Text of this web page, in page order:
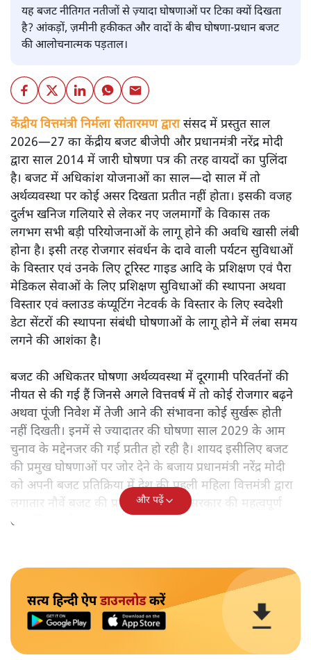
यह बजट नीतिगत नतीजों से ज़्यादा घोषणाओं पर टिका क्यों दिखता
है? आंकड़ों, ज़मीनी हकीकत और वादों के बीच घोषणा-प्रधान बजट
की आलोचनात्मक पड़ताल।
केंद्रीय वित्तमंत्री निर्मला सीतारमण द्वारासंसद में प्रस्तुत साल
2026—27 का केंद्रीय बजट बीजेपी और प्रधानमंत्री नरेंद्र मोदी
द्वारा साल 2014 में जारी घोषणा पत्र की तरह वायदों का पुलिंदा
है। बजट में अधिकांश योजनाओं का साल—दो साल में तो
अर्थव्यवस्था पर कोई असर दिखता प्रतीत नहीं होता। इसकी वजह
दुर्लभ खनिज गलियारे से लेकर नए जलमार्गों के विकास तक
लगभग सभी बड़ी परियोजनाओं के लागू होने की अवधि खासी लंबी
होना है। इसी तरह रोजगार संवर्धन के दावे वाली पर्यटन सुविधाओं
के विस्तार एवं उनके लिए टूरिस्ट गाइड आदि के प्रशिक्षण एवं पैरा
मेडिकल सेवाओं के लिए प्रशिक्षण सुविधाओं की स्थापना अथवा
विस्तार एवं क्लाउड कंप्यूटिंग नेटवर्क के विस्तार के लिए स्वदेशी
डेटा सेंटरों की स्थापना संबंधी घोषणाओं के लागू होने में लंबा समय
लगने की आशंका है।
बजट की अधिकतर घोषणा अर्थव्यवस्था में दूरगामी परिवर्तनों की
नीयत से की गई हैं जिनसे अगले वित्तवर्ष में तो कोई रोजगार बढ़ने
अथवा पूंजी निवेश में तेजी आने की संभावना कोई सुर्खरू होती
नहीं दिखती। इनमें से ज्यादातर की घोषणा साल 2029 के आम
चुनाव के मद्देनजर की गई प्रतीत हो रही है। शायद इसीलिए बजट
की प्रमुख घोषणाओं पर जोर देने के बजाय प्रधानमंत्री नरेंद्र मोदी
को अपनी बजट प्रतिक्रिया में देश की पहली महिला वित्तमंत्री द्वारा
लगातार नौवें बजट की प्रस्तुति को अपनी सरकार की महत्वपूर्ण
उपलब्धि बताने पर मजबूर होना पड़ा।
और पढ़ें
सत्य हिन्दी ऐपडाउनलोडकरें